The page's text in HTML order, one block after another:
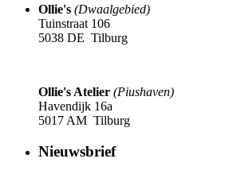
Ollie's (Dwaalgebied)
Tuinstraat 106
5038 DE Tilburg
Ollie's Atelier (Piushaven)
Havendijk 16a
5017 AM Tilburg
Nieuwsbrief